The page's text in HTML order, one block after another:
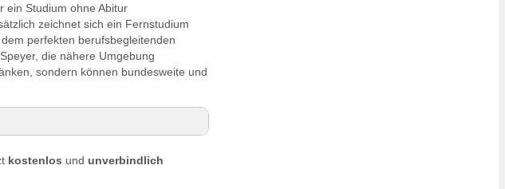
ein Studium ohne Abitur
zeichnet sich ein Fernstudium
perfekten berufsbegleitenden
die nähere Umgebung
sondern können bundesweite und
kostenlos und unverbindlich